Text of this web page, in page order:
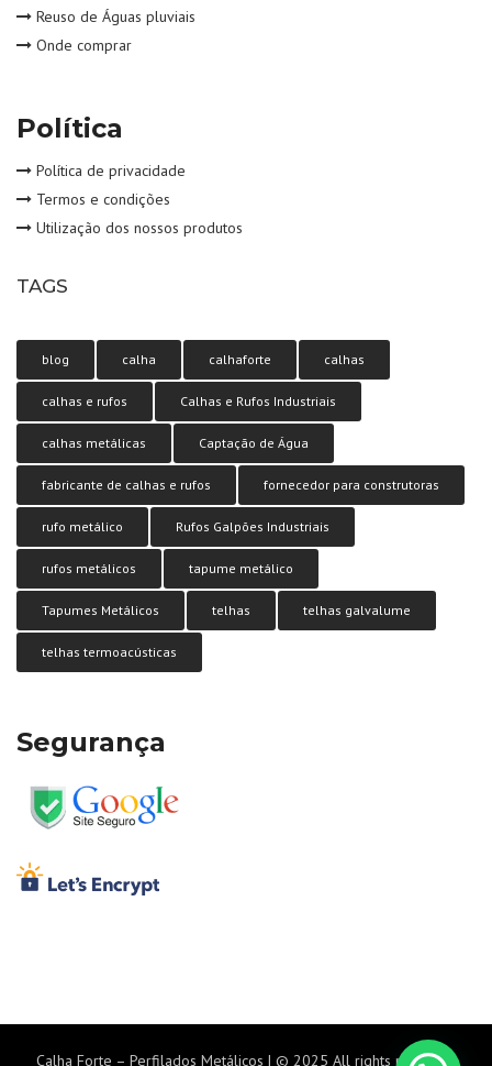
Reuso de Águas pluviais
Onde comprar
Política
Política de privacidade
Termos e condições
Utilização dos nossos produtos
TAGS
blog calha calhaforte calhas
calhas e rufos Calhas e Rufos Industriais
calhas metálicas Captação de Água
fabricante de calhas e rufos fornecedor para construtoras
rufo metálico Rufos Galpões Industriais
rufos metálicos tapume metálico
Tapumes Metálicos telhas telhas galvalume
telhas termoacústicas
Segurança
Calha Forte – Perfilados Metálicos | © 2025 All rights reserved